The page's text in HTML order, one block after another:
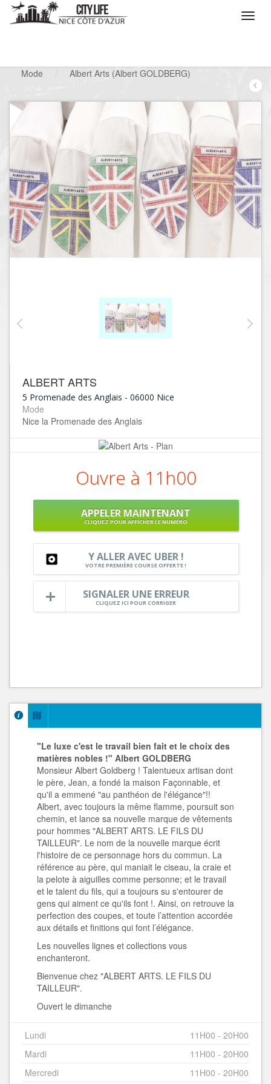
Mode
Albert Arts (Albert GOLDBERG)
ALBERT ARTS
5 Promenade des Anglais - 06000 Nice
Mode
Nice la Promenade des Anglais
Ouvre à 11h00
APPELER MAINTENANT
CLIQUEZ POUR AFFICHER LE NUMÉRO
Y ALLER AVEC UBER !
VOTRE PREMIÈRE COURSE OFFERTE !
SIGNALER UNE ERREUR
CLIQUEZ ICI POUR CORRIGER
"Le luxe c'est le travail bien fait et le choix des
matières nobles !" Albert GOLDBERG
Monsieur Albert Goldberg ! Talentueux artisan dont
le père, Jean, a fondé la maison Façonnable, et
qu'il a emmené "au panthéon de l'élégance"!!
Albert, avec toujours la même flamme, poursuit son
chemin, et lance sa nouvelle marque de vêtements
pour hommes "ALBERT ARTS. LE FILS DU
TAILLEUR". Le nom de la nouvelle marque écrit
l'histoire de ce personnage hors du commun. La
référence au père, qui maniait le ciseau, la craie et
la pelote à aiguilles comme personne; et le travail
et le talent du fils, qui a toujours su s'entourer de
gens qui aiment ce qu'ils font !. Ainsi, on retrouve la
perfection des coupes, et toute l’attention accordée
aux détails et finitions qui font l’élégance.
Les nouvelles lignes et collections vous
enchanteront.
Bienvenue chez "ALBERT ARTS. LE FILS DU
TAILLEUR".
Ouvert le dimanche
Lundi
11H00 - 20H00
Mardi
11H00 - 20H00
Mercredi
11H00 - 20H00